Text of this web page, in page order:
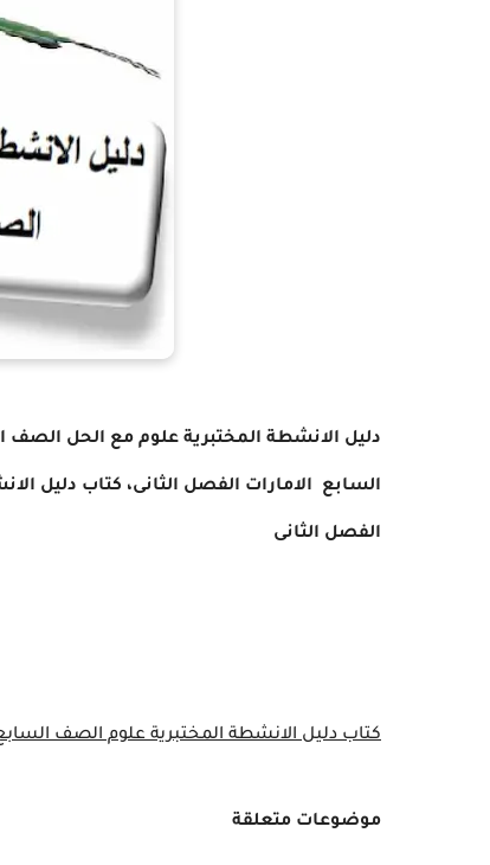
دليل الانشطة المختبرية علوم مع الحل الصف
السابع الامارات الفصل الثانى، كتاب دليل
الفصل الثانى
كتاب دليل الانشطة المختبرية علوم الصف
موضوعات متعلقة